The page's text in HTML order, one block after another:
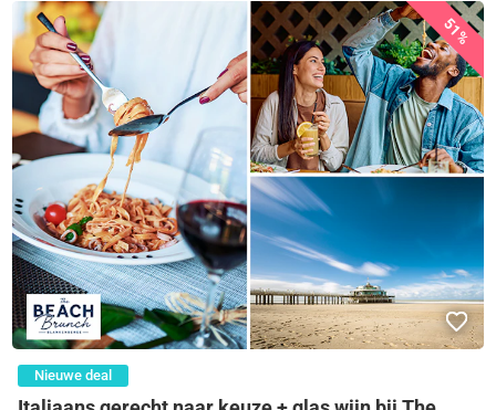
51%
Nieuwe deal